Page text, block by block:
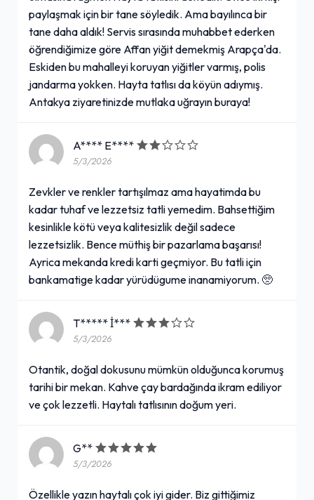
paylaşmak için bir tane söyledik. Ama bayılınca bir
tane daha aldık! Servis sırasında muhabbet ederken
öğrendiğimize göre Affan yiğit demekmiş Arapça'da.
Eskiden bu mahalleyi koruyan yiğitler varmış, polis
jandarma yokken. Hayta tatlısı da köyün adıymış.
Antakya ziyaretinizde mutlaka uğrayın buraya!
A**** E****
5/3/2026
Zevkler ve renkler tartışılmaz ama hayatimda bu
kadar tuhaf ve lezzetsiz tatli yemedim. Bahsettiğim
kesinlikle kötü veya kalitesizlik değil sadece
lezzetsizlik. Bence müthiş bir pazarlama başarısı!
Ayrica mekanda kredi karti geçmiyor. Bu tatli için
bankamatige kadar yürüdügume inanamiyorum. 🥺
T***** İ***
5/3/2026
Otantik, doğal dokusunu mümkün olduğunca korumuş
tarihi bir mekan. Kahve çay bardağında ikram ediliyor
ve çok lezzetli. Haytalı tatlısının doğum yeri.
G**
5/3/2026
Özellikle yazın haytalı çok iyi gider. Biz gittiğimiz